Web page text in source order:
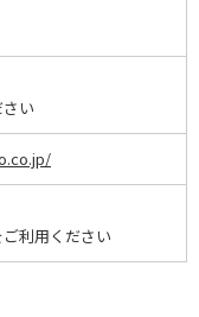
い
利用ください